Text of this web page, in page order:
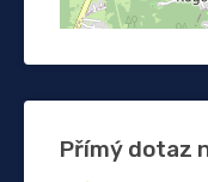
Přímý dotaz